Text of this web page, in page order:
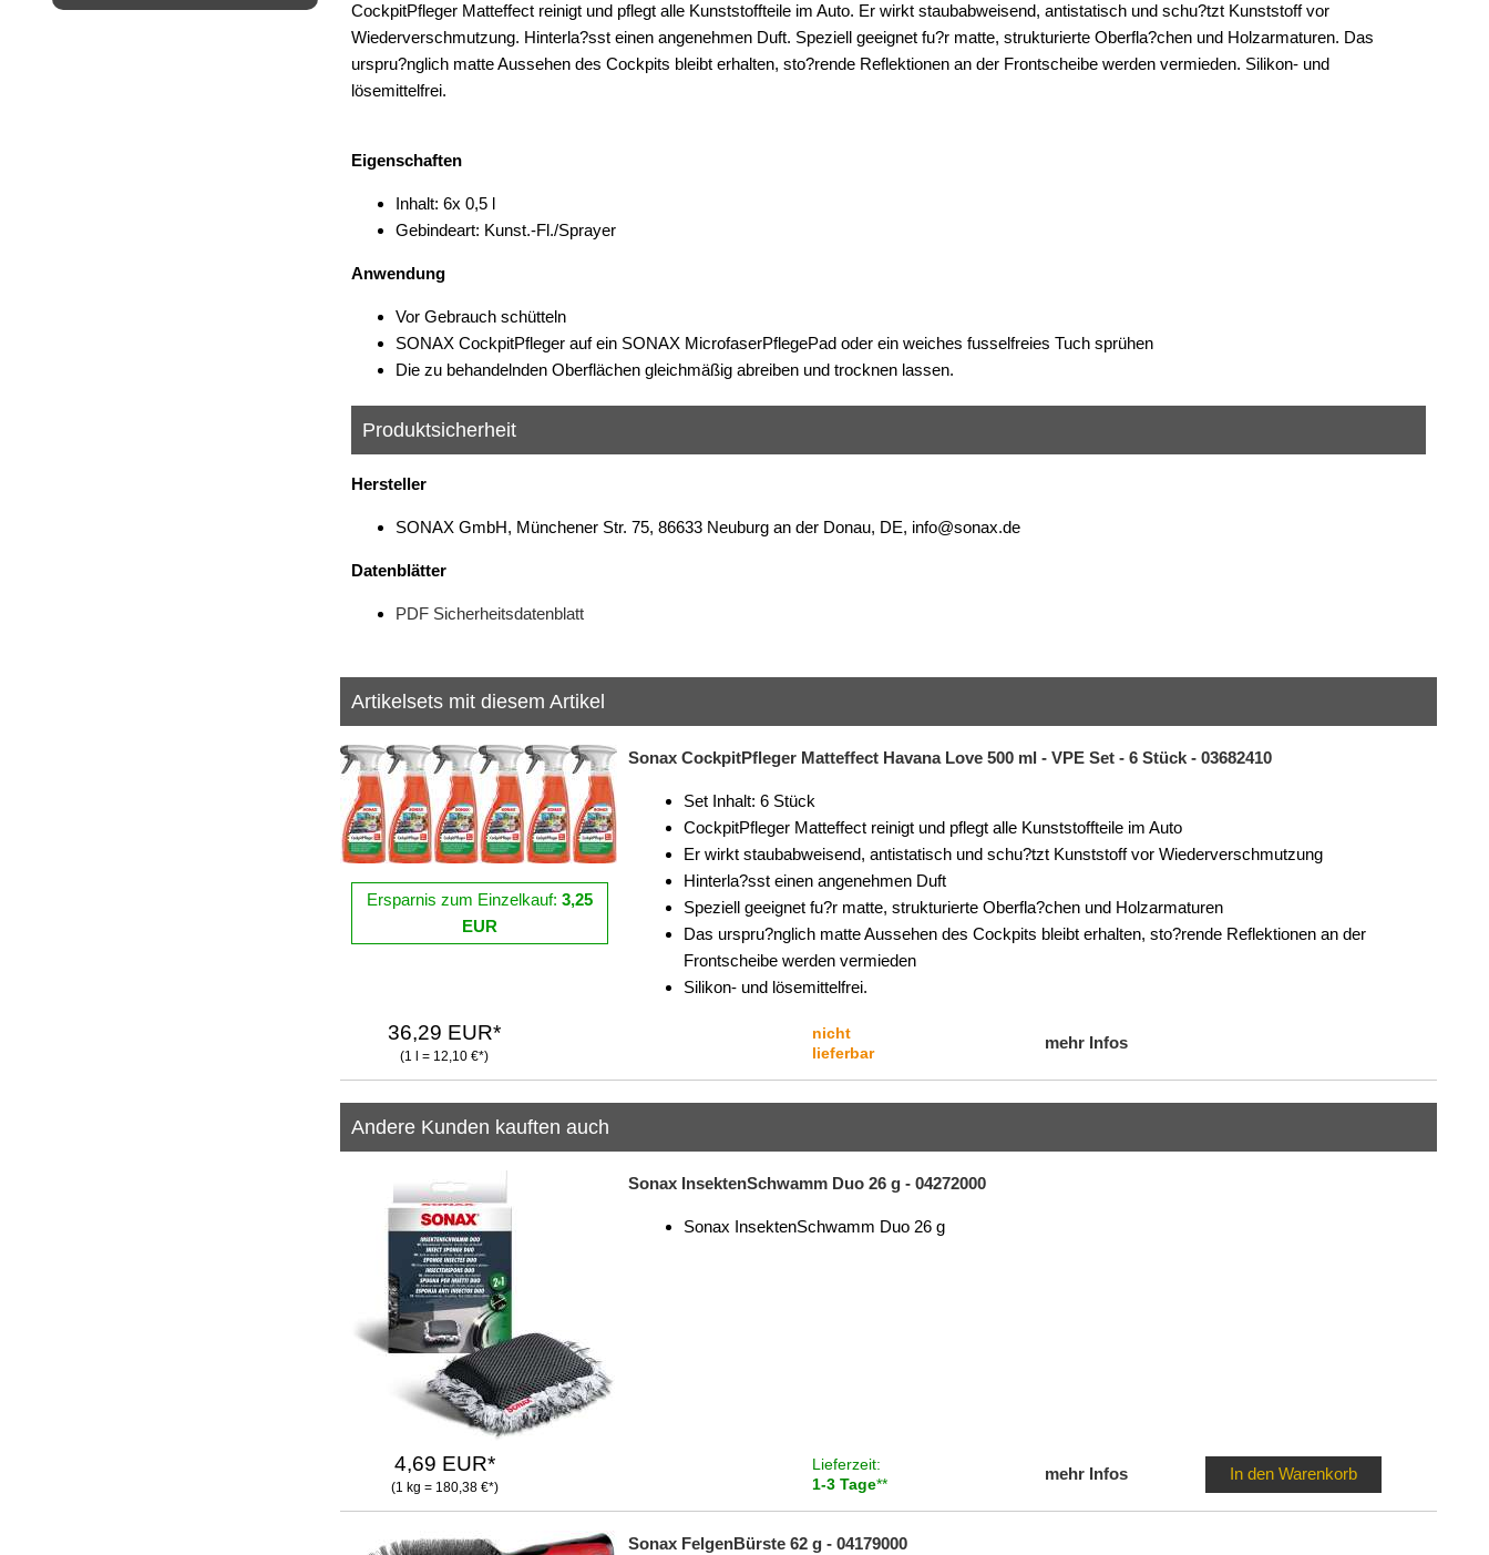
CockpitPfleger Matteffect reinigt und pflegt alle Kunststoffteile im Auto. Er wirkt staubabweisend, antistatisch und schu?tzt Kunststoff vor
Wiederverschmutzung. Hinterla?sst einen angenehmen Duft. Speziell geeignet fu?r matte, strukturierte Oberfla?chen und Holzarmaturen. Das
urspru?nglich matte Aussehen des Cockpits bleibt erhalten, sto?rende Reflektionen an der Frontscheibe werden vermieden. Silikon- und
lösemittelfrei.
Eigenschaften
Inhalt: 6x 0,5 l
Gebindeart: Kunst.-Fl./Sprayer
Anwendung
Vor Gebrauch schütteln
SONAX CockpitPfleger auf ein SONAX MicrofaserPflegePad oder ein weiches fusselfreies Tuch sprühen
Die zu behandelnden Oberflächen gleichmäßig abreiben und trocknen lassen.
Produktsicherheit
Hersteller
SONAX GmbH, Münchener Str. 75, 86633 Neuburg an der Donau, DE, info@sonax.de
Datenblätter
PDF Sicherheitsdatenblatt
Artikelsets mit diesem Artikel
Ersparnis zum Einzelkauf: 3,25
EUR
Sonax CockpitPfleger Matteffect Havana Love 500 ml - VPE Set - 6 Stück - 03682410
Set Inhalt: 6 Stück
CockpitPfleger Matteffect reinigt und pflegt alle Kunststoffteile im Auto
Er wirkt staubabweisend, antistatisch und schu?tzt Kunststoff vor Wiederverschmutzung
Hinterla?sst einen angenehmen Duft
Speziell geeignet fu?r matte, strukturierte Oberfla?chen und Holzarmaturen
Das urspru?nglich matte Aussehen des Cockpits bleibt erhalten, sto?rende Reflektionen an der
Frontscheibe werden vermieden
Silikon- und lösemittelfrei.
36,29 EUR*
(1 l = 12,10 €*)
nicht
lieferbar
mehr Infos
Andere Kunden kauften auch
Sonax InsektenSchwamm Duo 26 g - 04272000
Sonax InsektenSchwamm Duo 26 g
4,69 EUR*
(1 kg = 180,38 €*)
Lieferzeit:
1-3 Tage**
mehr Infos In den Warenkorb
Sonax FelgenBürste 62 g - 04179000